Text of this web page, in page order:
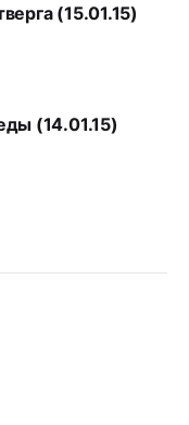
(15.01.15)
(14.01.15)